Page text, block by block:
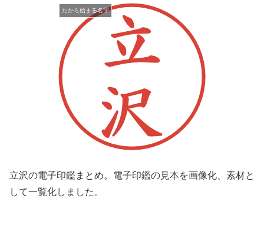
たから始まる名字
立沢の電子印鑑まとめ。電子印鑑の見本を画像化、素材と
して一覧化しました。